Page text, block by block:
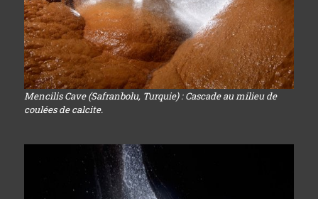
Mencilis Cave (Safranbolu, Turquie) : Cascade au milieu de
coulées de calcite.